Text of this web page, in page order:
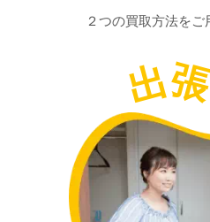
２つの買取方法をご
出